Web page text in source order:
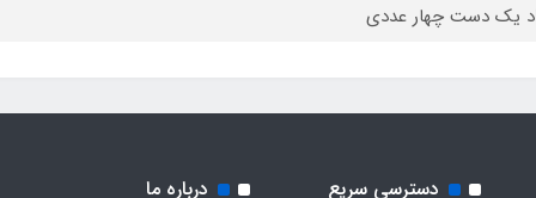
یک دست چهار عددی
دسترسی سریع درباره ما